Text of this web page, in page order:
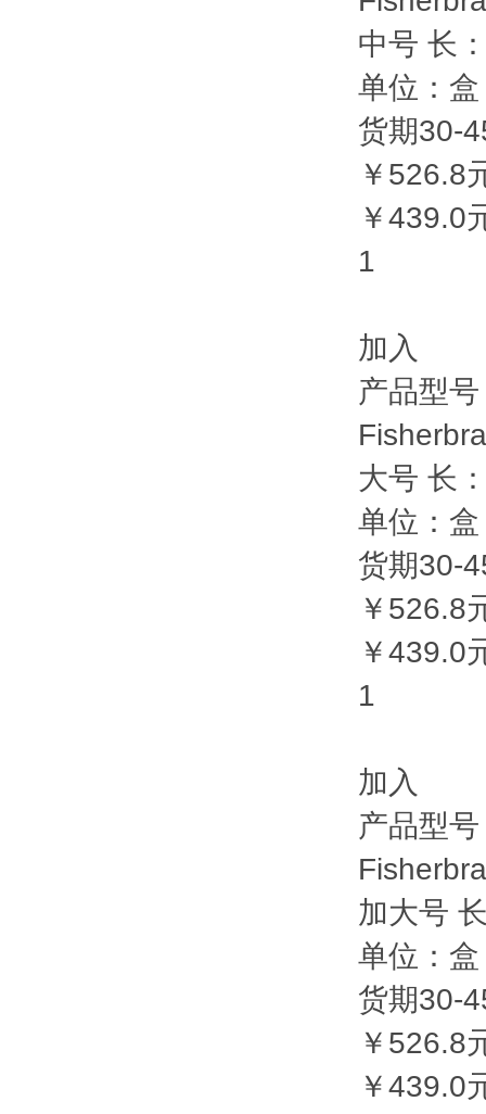
中号 长
单位：
货期30-
￥526.8
￥439.0
1
加入
产品型
大号 长
单位：
货期30-
￥526.8
￥439.0
1
加入
产品型
加大号
单位：
货期30-
￥526.8
￥439.0